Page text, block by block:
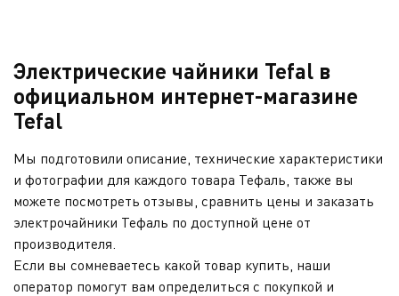
Электрические чайники Tefal в
официальном интернет-магазине
Tefal
Мы подготовили описание, технические характеристики
и фотографии для каждого товара Тефаль, также вы
можете посмотреть отзывы, сравнить цены и заказать
электрочайники Тефаль по доступной цене от
производителя.
Если вы сомневаетесь какой товар купить, наши
оператор помогут вам определиться с покупкой и